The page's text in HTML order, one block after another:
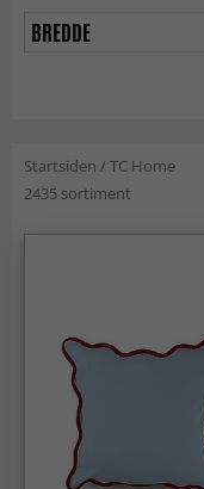
BREDDE
Startsiden /TC Home
2435 sortiment